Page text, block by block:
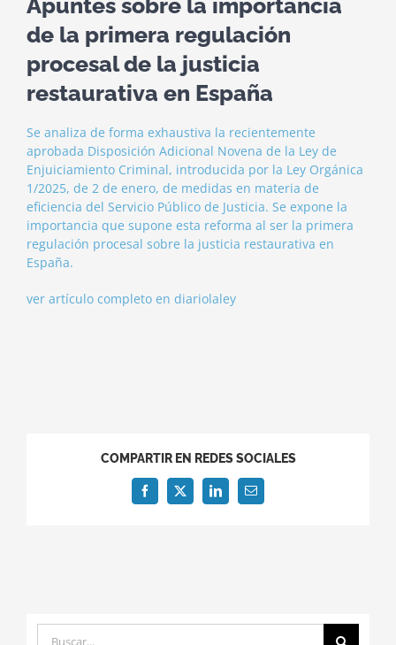
de la primera regulación
procesal de la justicia
restaurativa en España
Se analiza de forma exhaustiva la recientemente
aprobada Disposición Adicional Novena de la Ley de
Enjuiciamiento Criminal, introducida por la Ley Orgánica
1/2025, de 2 de enero, de medidas en materia de
eficiencia del Servicio Público de Justicia. Se expone la
importancia que supone esta reforma al ser la primera
regulación procesal sobre la justicia restaurativa en
España.
ver artículo completo en diariolaley
COMPARTIR EN REDES SOCIALES
Facebook
X LinkedInCorreo
electrónico